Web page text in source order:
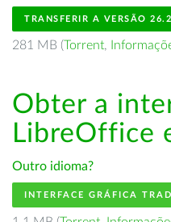
TRANSFERIR A VERSÃO
281 MB (Torrent,
Obter a
LibreOffice
Outro idioma?
INTERFACE GRÁFICA